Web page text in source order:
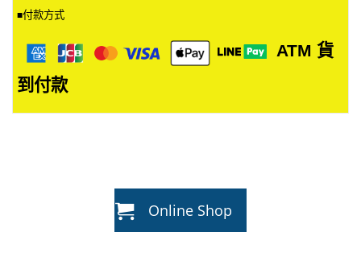
■付款方式
ATM 貨
到付款
Online Shop